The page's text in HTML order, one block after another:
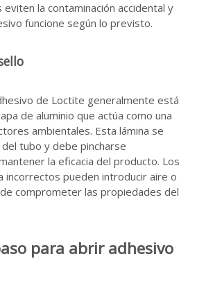
la contaminación accidental y
funcione según lo previsto.
de Loctite generalmente está
de aluminio que actúa como una
ambientales. Esta lámina se
tubo y debe pincharse
la eficacia del producto. Los
pueden introducir aire o
comprometer las propiedades del
para abrir adhesivo